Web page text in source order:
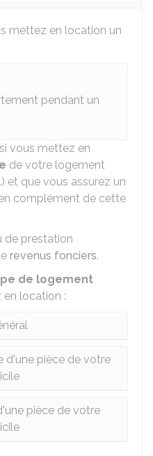
mettez en location un
pendant un
vous mettez en
de votre logement
et que vous assurez un
complément de cette
de prestation
revenus fonciers.
de logement
location :
d'une pièce de votre
pièce de votre